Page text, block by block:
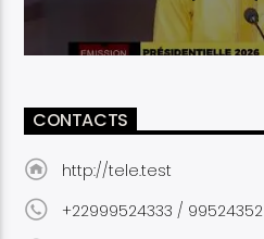
CONTACTS
http://tele.test
+22999524333 / 99524352